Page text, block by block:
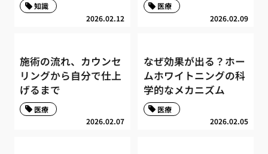
2026.02.12
知識
2026.02.09
医療
施術の流れ、カウンセ
リングから自分で仕上
げるまで
2026.02.07
医療
なぜ効果が出る？ホー
ムホワイトニングの科
学的なメカニズム
2026.02.05
医療